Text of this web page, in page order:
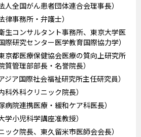
全国がん患者団体連合会理事長）
事務所・弁護士）
生コンサルタント事務所、東京大学医
研究センター医学教育国際協力学）
京都医療保健協会医療の質向上研究所
管理部部長・名誉院長）
ア国際社会福祉研究所主任研究員）
外科クリニック院長）
院連携医療・緩和ケア科医長）
小児科学講座准教授）
ク院長、東久留米市医師会会長）